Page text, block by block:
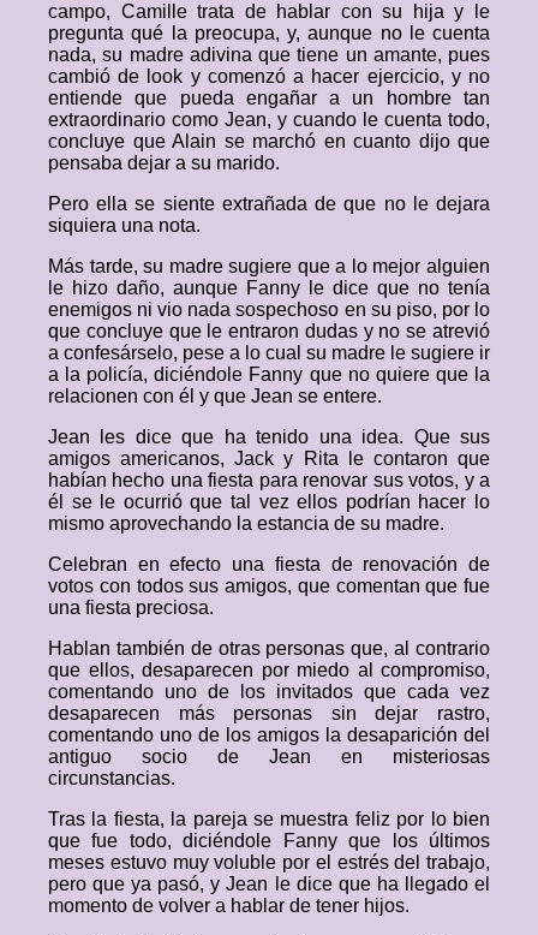
campo, Camille trata de hablar con su hija y le
pregunta qué la preocupa, y, aunque no le cuenta
nada, su madre adivina que tiene un amante, pues
cambió de look y comenzó a hacer ejercicio, y no
entiende que pueda engañar a un hombre tan
extraordinario como Jean, y cuando le cuenta todo,
concluye que Alain se marchó en cuanto dijo que
pensaba dejar a su marido.
Pero ella se siente extrañada de que no le dejara
siquiera una nota.
Más tarde, su madre sugiere que a lo mejor alguien
le hizo daño, aunque Fanny le dice que no tenía
enemigos ni vio nada sospechoso en su piso, por lo
que concluye que le entraron dudas y no se atrevió
a confesárselo, pese a lo cual su madre le sugiere ir
a la policía, diciéndole Fanny que no quiere que la
relacionen con él y que Jean se entere.
Jean les dice que ha tenido una idea. Que sus
amigos americanos, Jack y Rita le contaron que
habían hecho una fiesta para renovar sus votos, y a
él se le ocurrió que tal vez ellos podrían hacer lo
mismo aprovechando la estancia de su madre.
Celebran en efecto una fiesta de renovación de
votos con todos sus amigos, que comentan que fue
una fiesta preciosa.
Hablan también de otras personas que, al contrario
que ellos, desaparecen por miedo al compromiso,
comentando uno de los invitados que cada vez
desaparecen más personas sin dejar rastro,
comentando uno de los amigos la desaparición del
antiguo socio de Jean en misteriosas
circunstancias.
Tras la fiesta, la pareja se muestra feliz por lo bien
que fue todo, diciéndole Fanny que los últimos
meses estuvo muy voluble por el estrés del trabajo,
pero que ya pasó, y Jean le dice que ha llegado el
momento de volver a hablar de tener hijos.